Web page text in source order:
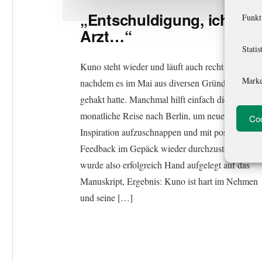
„Entschuldigung, ich bin
Arzt…“
Kuno steht wieder und läuft auch recht rund,
nachdem es im Mai aus diversen Gründen etwas
gehakt hatte. Manchmal hilft einfach die
monatliche Reise nach Berlin, um neue
Inspiration aufzuschnappen und mit positiven
Feedback im Gepäck wieder durchzustarten. Es
wurde also erfolgreich Hand aufgelegt auf das
Manuskript, Ergebnis: Kuno ist hart im Nehmen
und seine […]